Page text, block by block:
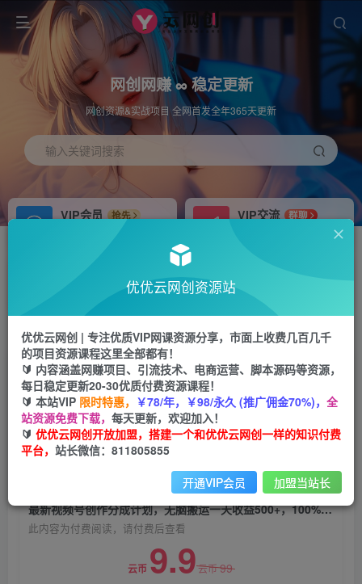
网创网赚 ∞ 稳定更新
网创资源&实战项目 全网首发全年365天更新
输入关键词搜索
VIP会员
抢先
免费下载全站资源
VIP交流
群聊
研究探讨更多创业项目路子。
站长V：hu91275
推荐
首页 福源网 正文
最新视频号创作分成计划，无脑搬运一天收益
500+，100%搬运过原创技巧
优优云网创
2年前发布
关注 私信
最新视频号创作分成计划，无脑搬运一天收益500+，100%搬运过原创技巧
此内容为付费阅读，请付费后查看
云币 9.9云币99
优优云网创资源站
优优云网创 | 专注优质VIP网课资源分享，市面上收费几百几千
的项目资源课程这里全部都有！
🔰 内容涵盖网赚项目、引流技术、电商运营、脚本源码等资源，
每日稳定更新20-30优质付费资源课程！
🔰 本站VIP 限时特惠， ￥78/年，￥98/永久 (推广佣金70%)， 全
站资源免费下载， 每天更新，欢迎加入！
🔰 优优云网创开放加盟，搭建一个和优优云网创一样的知识付费
平台， 站长微信：811805855
开通VIP会员 加盟当站长